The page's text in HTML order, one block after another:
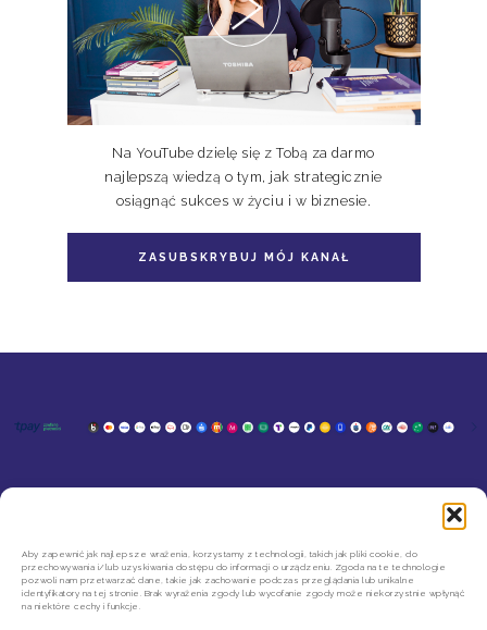
Aby zapewnić jak najlepsze wrażenia, korzystamy z technologii, takich jak pliki cookie, do
przechowywania i/lub uzyskiwania dostępu do informacji o urządzeniu. Zgoda na te technologie
pozwoli nam przetwarzać dane, takie jak zachowanie podczas przeglądania lub unikalne
identyfikatory na tej stronie. Brak wyrażenia zgody lub wycofanie zgody może niekorzystnie wpłynąć
na niektóre cechy i funkcje.
Na YouTube dzielę się z Tobą za darmo
najlepszą wiedzą o tym, jak strategicznie
osiągnąć sukces w życiu i w biznesie.
ZASUBSKRYBUJ MÓJ KANAŁ
REGULAMIN SKLEPU
POLITYKA PRYWATNOŚCI
REGULAMIN NEWSLETTERA